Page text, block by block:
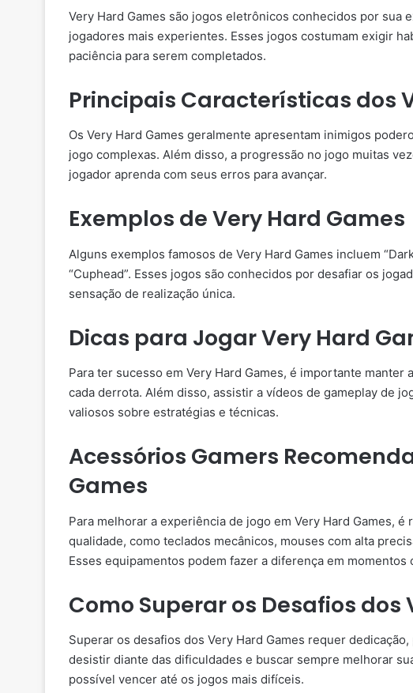
Very Hard Games são jogos eletrônicos conhecidos por sua
jogadores mais experientes. Esses jogos costumam exigir
paciência para serem completados.
Principais Características dos
Os Very Hard Games geralmente apresentam inimigos
jogo complexas. Além disso, a progressão no jogo muitas
jogador aprenda com seus erros para avançar.
Exemplos de Very Hard Games
Alguns exemplos famosos de Very Hard Games incluem
“Cuphead”. Esses jogos são conhecidos por desafiar os
sensação de realização única.
Dicas para Jogar Very Hard
Para ter sucesso em Very Hard Games, é importante
cada derrota. Além disso, assistir a vídeos de gameplay de
valiosos sobre estratégias e técnicas.
Acessórios Gamers
Games
Para melhorar a experiência de jogo em Very Hard Games,
qualidade, como teclados mecânicos, mouses com alta
Esses equipamentos podem fazer a diferença em momentos
Como Superar os Desafios dos
Superar os desafios dos Very Hard Games requer
desistir diante das dificuldades e buscar sempre melhorar
possível vencer até os jogos mais difíceis.